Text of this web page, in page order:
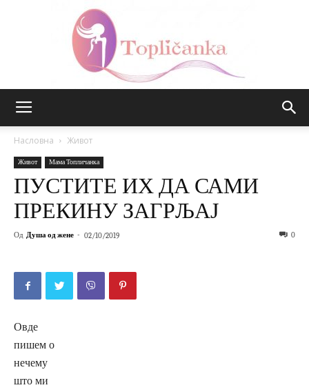
Насловна Живот
Живот Мама Топличанка
ПУСТИТЕ ИХ ДА САМИ
ПРЕКИНУ ЗАГРЉАЈ
Од Душа од жене - 02/10/2019 0
Овде
пишем о
нечему
што ми